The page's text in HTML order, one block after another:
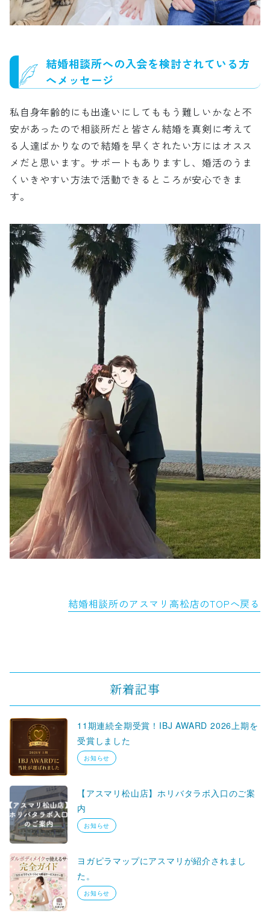
結婚相談所への入会を検討されている方
へメッセージ
私自身年齢的にも出逢いにしてももう難しいかなと不
安があったので相談所だと皆さん結婚を真剣に考えて
る人達ばかりなので結婚を早くされたい方にはオスス
メだと思います。サポートもありますし、婚活のうま
くいきやすい方法で活動できるところが安心できま
す。
結婚相談所のアスマリ高松店のTOPへ戻る
新着記事
11期連続全期受賞！IBJ AWARD 2026上期を
受賞しました
お知らせ
【アスマリ松山店】ホリバタラボ入口のご案
内
お知らせ
ヨガピラマップにアスマリが紹介されまし
た。
お知らせ